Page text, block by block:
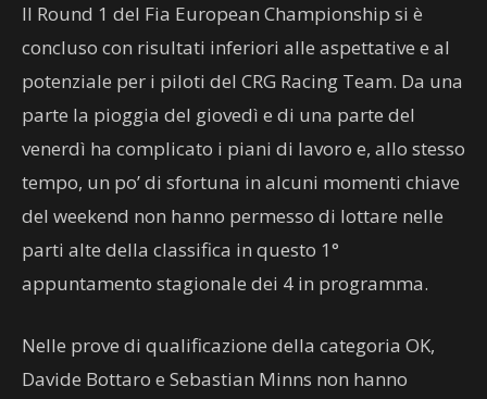
Il Round 1 del Fia European Championship si è
concluso con risultati inferiori alle aspettative e al
potenziale per i piloti del CRG Racing Team. Da una
parte la pioggia del giovedì e di una parte del
venerdì ha complicato i piani di lavoro e, allo stesso
tempo, un po’ di sfortuna in alcuni momenti chiave
del weekend non hanno permesso di lottare nelle
parti alte della classifica in questo 1°
appuntamento stagionale dei 4 in programma.
Nelle prove di qualificazione della categoria OK,
Davide Bottaro e Sebastian Minns non hanno